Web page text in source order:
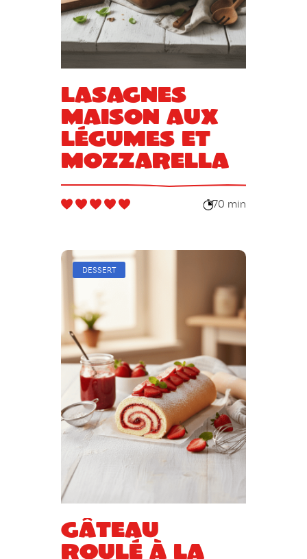
Lasagnes
maison aux
légumes et
mozzarella
70 min
DESSERT
Gâteau
roulé à la